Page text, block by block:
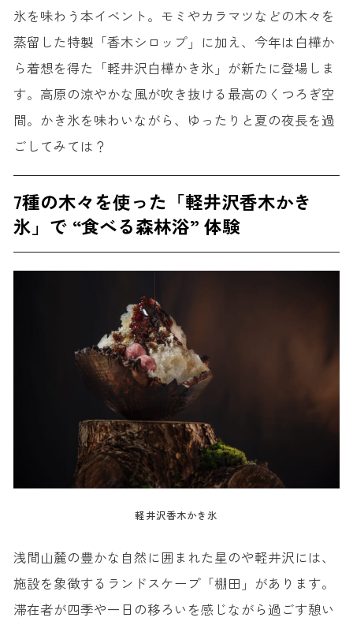
氷を味わう本イベント。モミやカラマツなどの木々を
蒸留した特製「香木シロップ」に加え、今年は白樺か
ら着想を得た「軽井沢白樺かき氷」が新たに登場しま
す。高原の涼やかな風が吹き抜ける最高のくつろぎ空
間。かき氷を味わいながら、ゆったりと夏の夜長を過
ごしてみては？
7種の木々を使った「軽井沢香木かき
氷」で “食べる森林浴” 体験
軽井沢香木かき氷
浅間山麓の豊かな自然に囲まれた星のや軽井沢には、
施設を象徴するランドスケープ「棚田」があります。
滞在者が四季や一日の移ろいを感じながら過ごす憩い